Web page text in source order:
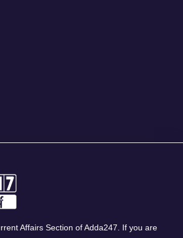
Affairs Section of Adda247. If you are